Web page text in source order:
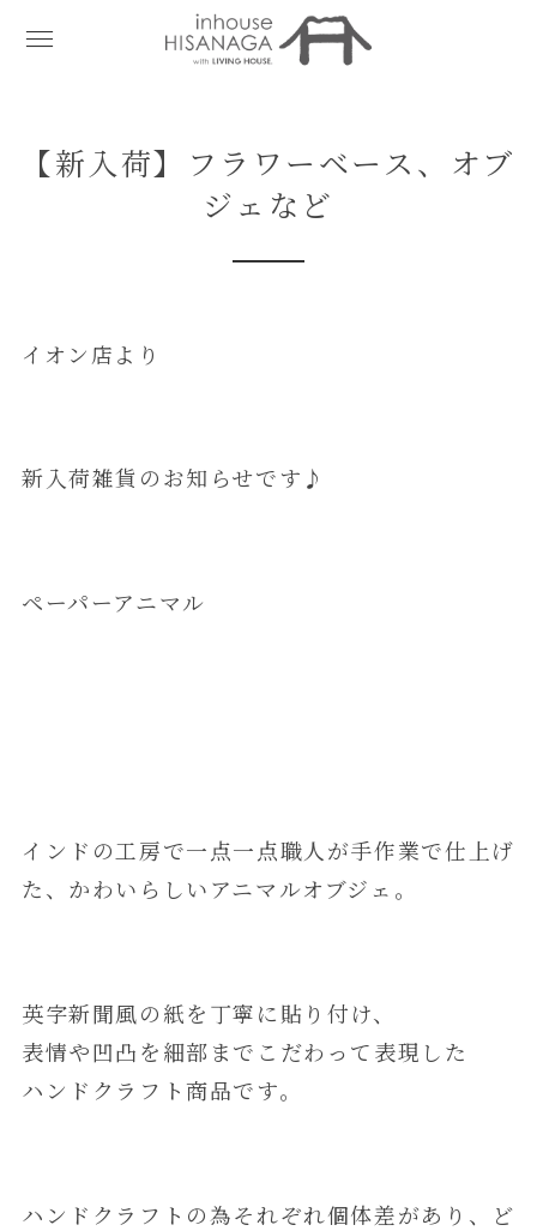
【新入荷】フラワーベース、オブ
ジェなど
イオン店より
新入荷雑貨のお知らせです♪
ペーパーアニマル
インドの工房で一点一点職人が手作業で仕上げ
た、かわいらしいアニマルオブジェ。
英字新聞風の紙を丁寧に貼り付け、
表情や凹凸を細部までこだわって表現した
ハンドクラフト商品です。
ハンドクラフトの為それぞれ個体差があり、ど